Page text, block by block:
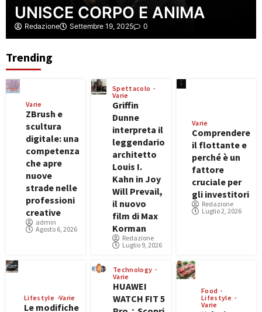
UNISCE CORPO E ANIMA
Redazione Settembre 19, 2025 0
Trending
Varie
ZBrush e
scultura
digitale: una
competenza
che apre
nuove
strade nelle
professioni
creative
admin
Agosto 6, 2026
Spettacolo
Varie
Griffin
Dunne
interpreta il
leggendario
architetto
Louis I.
Kahn in Joy
Will Prevail,
il nuovo
film di Max
Korman
Redazione
Luglio 9, 2026
Varie
Comprendere
il flottante e
perché è un
fattore
cruciale per
gli investitori
Redazione
Luglio 2, 2026
Lifestyle Varie
Le modifiche
Technology
Varie
HUAWEI
WATCH FIT 5
Food
Lifestyle
Varie